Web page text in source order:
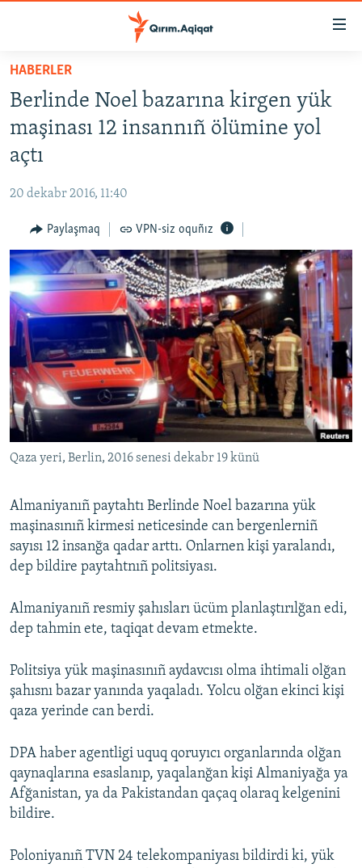
Esas
qaytmaq
Baş
navigatsiyağa
qaytmaq
Qıdıruvğa
HABERLER
İQTİSADİYAT
MEDENİYET
İNSAN AQLARI
VİDEO
SÜRET
BLOGLAR
FİKİR
Русский
Українською
QOŞULIÑIZ!
RFE/RS bütün saytları
HABERLER
Berlinde Noel bazarına kirgen yük
maşinası 12 insannıñ ölümine yol
açtı
20 dekabr 2016, 11:40
Paylaşmaq VPN-siz oquñız
Qaza yeri, Berlin, 2016 senesi dekabr 19 künü
Almaniyanıñ paytahtı Berlinde Noel bazarına yük
maşinasınıñ kirmesi neticesinde can bergenlerniñ
sayısı 12 insanğa qadar arttı. Onlarnen kişi yaralandı,
dep bildire paytahtnıñ politsiyası.
Almaniyanıñ resmiy şahısları ücüm planlaştırılğan edi,
dep tahmin ete, taqiqat devam etmekte.
Politsiya yük maşinasınıñ aydavcısı olma ihtimali olğan
şahısnı bazar yanında yaqaladı. Yolcu olğan ekinci kişi
qaza yerinde can berdi.
DPA haber agentligi uquq qoruyıcı organlarında olğan
qaynaqlarına esaslanıp, yaqalanğan kişi Almaniyağa ya
Afğanistan, ya da Pakistandan qaçaq olaraq kelgenini
bildire.
Poloniyanıñ TVN 24 telekompaniyası bildirdi ki, yük